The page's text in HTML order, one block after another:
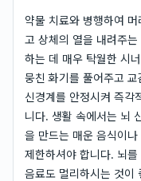
약물 치료와 병행하여
고 상체의 열을 내려주
하는 데 매우 탁월한 시
뭉친 화기를 풀어주고
신경계를 안정시켜 즉각
니다. 생활 속에서는 뇌
을 만드는 매운 음식이
제한하셔야 합니다. 뇌
음료도 멀리하시는 것이